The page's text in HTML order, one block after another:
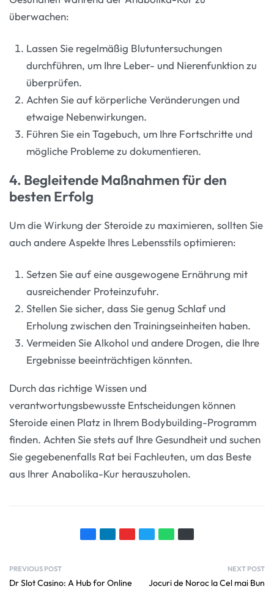
überwachen:
Lassen Sie regelmäßig Blutuntersuchungen
durchführen, um Ihre Leber- und Nierenfunktion zu
überprüfen.
Achten Sie auf körperliche Veränderungen und
etwaige Nebenwirkungen.
Führen Sie ein Tagebuch, um Ihre Fortschritte und
mögliche Probleme zu dokumentieren.
4. Begleitende Maßnahmen für den
besten Erfolg
Um die Wirkung der Steroide zu maximieren, sollten Sie
auch andere Aspekte Ihres Lebensstils optimieren:
Setzen Sie auf eine ausgewogene Ernährung mit
ausreichender Proteinzufuhr.
Stellen Sie sicher, dass Sie genug Schlaf und
Erholung zwischen den Trainingseinheiten haben.
Vermeiden Sie Alkohol und andere Drogen, die Ihre
Ergebnisse beeinträchtigen könnten.
Durch das richtige Wissen und
verantwortungsbewusste Entscheidungen können
Steroide einen Platz in Ihrem Bodybuilding-Programm
finden. Achten Sie stets auf Ihre Gesundheit und suchen
Sie gegebenenfalls Rat bei Fachleuten, um das Beste
aus Ihrer Anabolika-Kur herauszuholen.
PREVIOUS POST
Dr Slot Casino: A Hub for Online
NEXT POST
Jocuri de Noroc la Cel mai Bun